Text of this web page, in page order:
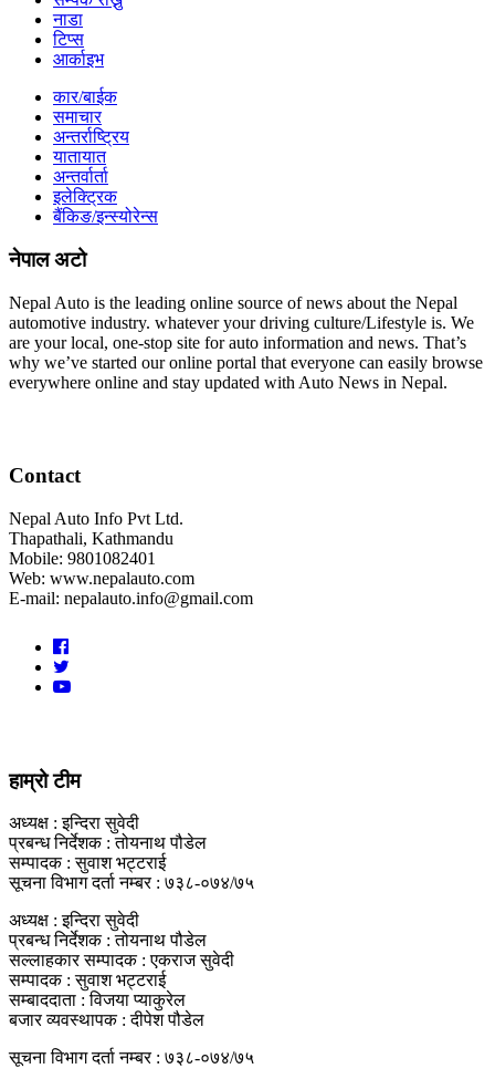
नाडा
टिप्स
आर्काइभ
कार/बाईक
समाचार
अन्तर्राष्ट्रिय
यातायात
अन्तर्वार्ता
इलेक्ट्रिक
बैंकिङ/इन्स्योरेन्स
नेपाल अटो
Nepal Auto is the leading online source of news about the Nepal
automotive industry. whatever your driving culture/Lifestyle is. We
are your local, one-stop site for auto information and news. That’s
why we’ve started our online portal that everyone can easily browse
everywhere online and stay updated with Auto News in Nepal.
Contact
Nepal Auto Info Pvt Ltd.
Thapathali, Kathmandu
Mobile: 9801082401
Web: www.nepalauto.com
E-mail: nepalauto.info@gmail.com
हाम्रो टीम
अध्यक्ष : इन्दिरा सुवेदी
प्रबन्ध निर्देशक : तोयनाथ पौडेल
सम्पादक : सुवाश भट्टराई
सूचना विभाग दर्ता नम्बर : ७३८-०७४/७५
अध्यक्ष : इन्दिरा सुवेदी
प्रबन्ध निर्देशक : तोयनाथ पौडेल
सल्लाहकार सम्पादक : एकराज सुवेदी
सम्पादक : सुवाश भट्टराई
सम्बाददाता : विजया प्याकुरेल
बजार व्यवस्थापक : दीपेश पौडेल
सूचना विभाग दर्ता नम्बर : ७३८-०७४/७५